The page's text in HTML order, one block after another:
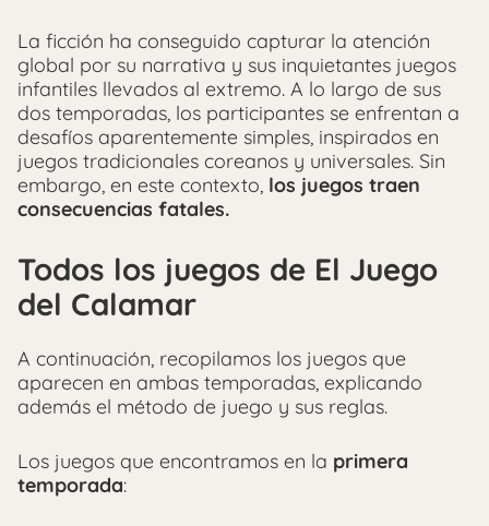
La ficción ha conseguido capturar la atención
global por su narrativa y sus inquietantes juegos
infantiles llevados al extremo. A lo largo de sus
dos temporadas, los participantes se enfrentan a
desafíos aparentemente simples, inspirados en
juegos tradicionales coreanos y universales. Sin
embargo, en este contexto, los juegos traen
consecuencias fatales.
Todos los juegos de El Juego
del Calamar
A continuación, recopilamos los juegos que
aparecen en ambas temporadas, explicando
además el método de juego y sus reglas.
Los juegos que encontramos en la primera
temporada: